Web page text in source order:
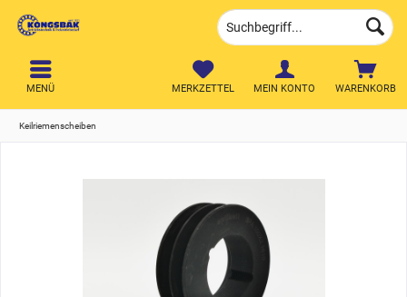
WARENKORB
MERKZETTEL MEIN KONTO
MENÜ
Keilriemenscheiben